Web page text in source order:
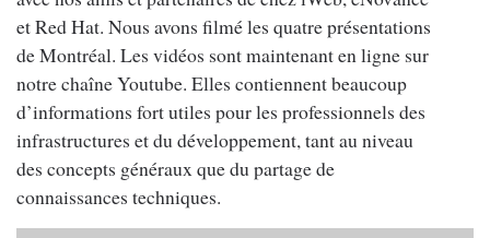
et Red Hat. Nous avons filmé les quatre présentations
de Montréal. Les vidéos sont maintenant en ligne sur
notre chaîne Youtube. Elles contiennent beaucoup
d’informations fort utiles pour les professionnels des
infrastructures et du développement, tant au niveau
des concepts généraux que du partage de
connaissances techniques.